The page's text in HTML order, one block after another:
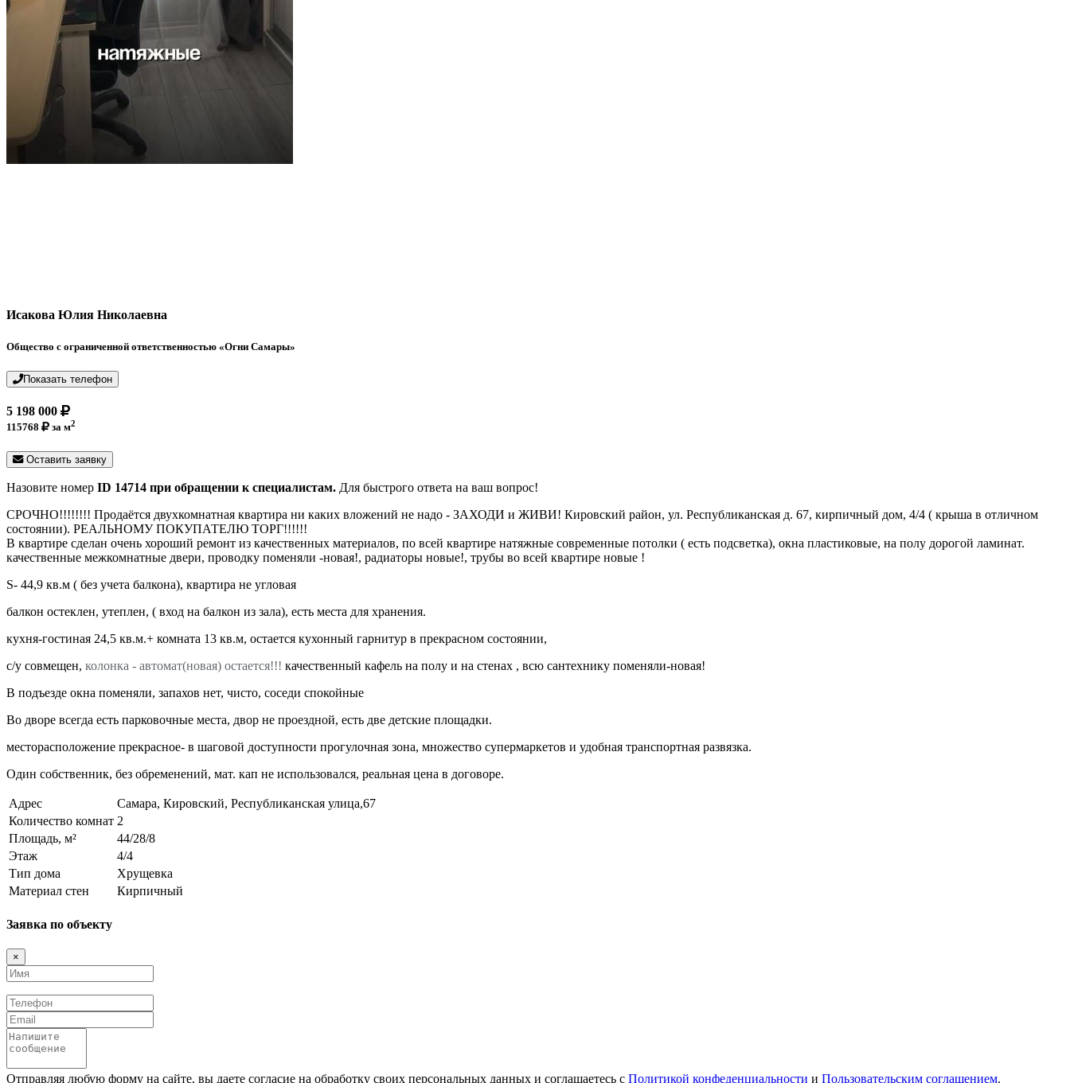
Исакова Юлия Николаевна
Общество с ограниченной ответственностью «Огни Самары»
Показать телефон
5 198 000
115768 за м2
Оставить заявку
Назовите номер ID 14714 при обращении к специалистам. Для быстрого ответа на ваш вопрос!
СРОЧНО!!!!!!!! Продaётся двухкомнатная квapтира ни каких вложений не надо - ЗАХОДИ и ЖИВИ! Кировский район, ул. Республиканская д. 67, кирпичный дом, 4/4 ( крыша в отличном
состоянии). РЕАЛЬНОМУ ПОКУПАТЕЛЮ ТОРГ!!!!!!
В квартире сделaн очень хороший рeмонт из качественных материалов, по всей квартире натяжные современные потолки ( есть подсветка), окна пластиковые, на полу дорогой ламинат.
качественные межкомнатные двери, проводку поменяли -новая!, радиаторы новые!, трубы во всей квартире новые !
S- 44,9 кв.м ( без учета балкона), квартира не угловая
балкон остеклен, утеплен, ( вход на балкон из зала), есть места для хранения.
кухня-гостиная 24,5 кв.м.+ комната 13 кв.м, остается кухонный гарнитур в прекрасном состоянии,
с/у совмещен, колонка - автомат(новая) остается!!! качественный кафель на полу и на стенах , всю сантехнику поменяли-новая!
В подъезде окна поменяли, запахов нет, чисто, соседи спокойные
Во дворе всегда есть парковочные места, двор не проездной, есть две детские площадки.
месторасположение прекрасное- в шаговой доступности прогулочная зона, множество супермаркетов и удобнaя тpанспoртная pазвязка.
Один собственник, без обременений, мат. кап не использовался, реальная цена в договоре.
Адрес
Самара, Кировский, Республиканская улица,67
Количество комнат 2
Площадь, м²
44/28/8
Этаж
4/4
Тип дома
Хрущевка
Материал стен
Кирпичный
Заявка по объекту
×
Имя
Телефон
Email
Сообщение
Отправляя любую форму на сайте, вы даете согласие на обработку своих персональных данных и соглашаетесь с Политикой конфеденциальности и Пользовательским соглашением.